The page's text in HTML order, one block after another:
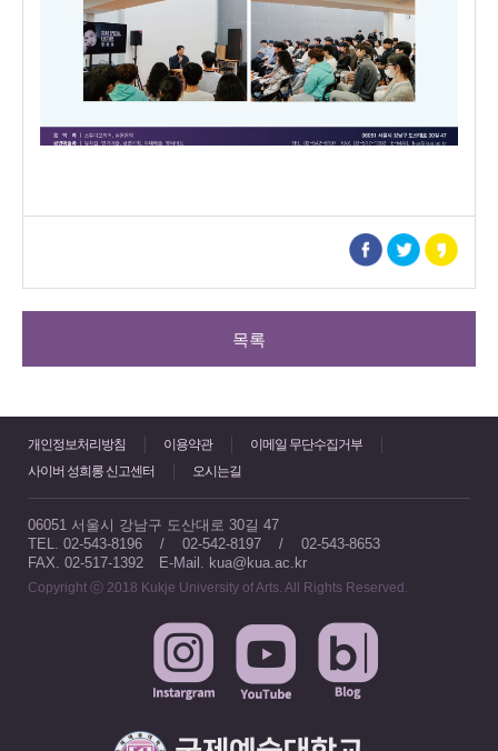
목록
개인정보처리방침 이용약관
이메일 무단수집거부
사이버 성희롱 신고센터
오시는길
06051 서울시 강남구 도산대로 30길 47
TEL. 02-543-8196 / 02-542-8197 / 02-543-8653
FAX. 02-517-1392
E-Mail. kua@kua.ac.kr
Copyright ⓒ 2018 Kukje University of Arts. All Rights Reserved.